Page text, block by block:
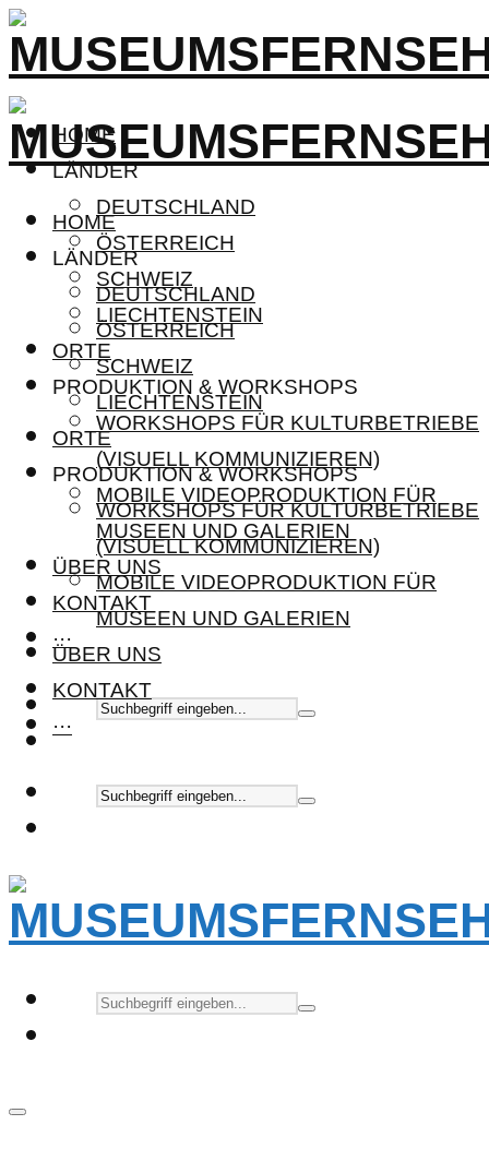
HOME
LÄNDER
DEUTSCHLAND
ÖSTERREICH
SCHWEIZ
LIECHTENSTEIN
ORTE
PRODUKTION & WORKSHOPS
WORKSHOPS FÜR KULTURBETRIEBE
(VISUELL KOMMUNIZIEREN)
MOBILE VIDEOPRODUKTION FÜR
MUSEEN UND GALERIEN
ÜBER UNS
KONTAKT
···
HOME
LÄNDER
DEUTSCHLAND
ÖSTERREICH
SCHWEIZ
LIECHTENSTEIN
ORTE
PRODUKTION & WORKSHOPS
WORKSHOPS FÜR KULTURBETRIEBE
(VISUELL KOMMUNIZIEREN)
MOBILE VIDEOPRODUKTION FÜR
MUSEEN UND GALERIEN
ÜBER UNS
KONTAKT
···